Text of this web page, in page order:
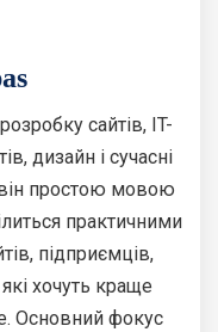
сайтів, IT-
дизайн і сучасні
він простою мовою
практичними
підприємців,
які хочуть краще
Основний фокус